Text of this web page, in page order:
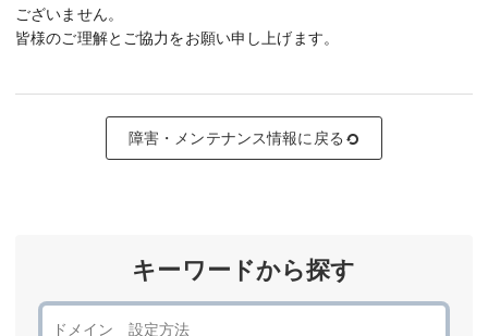
ございません。
皆様のご理解とご協力をお願い申し上げます。
障害・メンテナンス情報に戻る
キーワードから探す